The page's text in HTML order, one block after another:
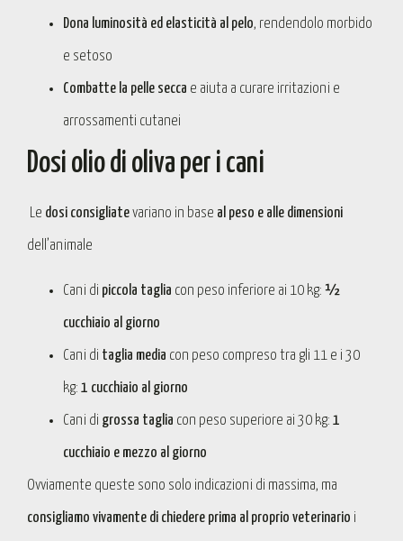
Dona luminosità ed elasticità al pelo, rendendolo morbido
e setoso
Combatte la pelle secca e aiuta a curare irritazioni e
arrossamenti cutanei
Dosi olio di oliva per i cani
Le dosi consigliatevariano in base al peso e alle dimensioni
dell’animale
Cani di piccola taglia con peso inferiore ai 10 kg: ½
cucchiaio al giorno
Cani di taglia media con peso compreso tra gli 11 e i 30
kg: 1 cucchiaio al giorno
Cani di grossa taglia con peso superiore ai 30 kg: 1
cucchiaio e mezzo al giorno
Ovviamente queste sono solo indicazioni di massima, ma
consigliamo vivamente di chiedere prima al proprio veterinario i